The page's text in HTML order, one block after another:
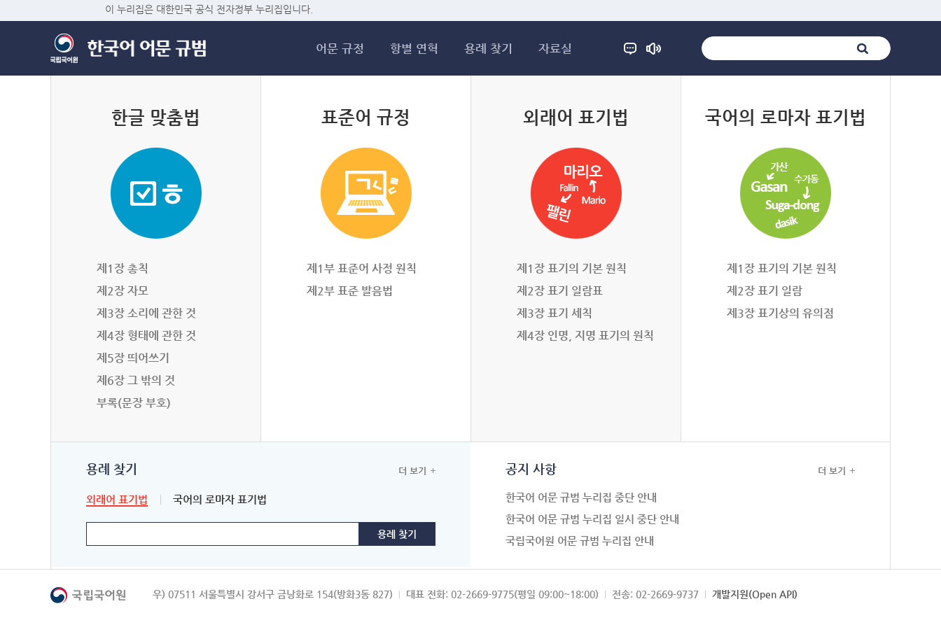
이 누리집은 대한민국 공식 전자정부 누리집입니다.
어문 규정 항별 연혁 용례 찾기 자료실
한글 맞춤법
제1장 총칙
제2장 자모
제3장 소리에 관한 것
제4장 형태에 관한 것
제5장 띄어쓰기
제6장 그 밖의 것
부록(문장 부호)
표준어 규정
제1부 표준어 사정 원칙
제2부 표준 발음법
외래어 표기법
제1장 표기의 기본 원칙
제2장 표기 일람표
제3장 표기 세칙
제4장 인명, 지명 표기의 원칙
국어의 로마자 표기법
제1장 표기의 기본 원칙
제2장 표기 일람
제3장 표기상의 유의점
용례 찾기
외래어 표기법 국어의 로마자 표기법
더 보기 공지 사항
한국어 어문 규범 누리집 중단 안내
한국어 어문 규범 누리집 일시 중단 안내
국립국어원 어문 규범 누리집 안내
더 보기
우) 07511 서울특별시 강서구 금낭화로 154(방화3동 827) 대표 전화: 02-2669-9775(평일 09:00~18:00) 전송: 02-2669-9737 개발지원(Open API)